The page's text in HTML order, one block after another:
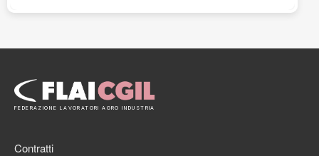
FEDERAZIONE LAVORATORI AGRO INDUSTRIA
Contratti